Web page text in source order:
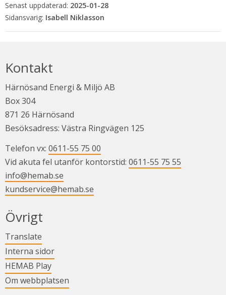
Senast uppdaterad: 2025-01-28
Isabell Niklasson
Kontakt
Härnösand Energi & Miljö AB
Box 304
871 26 Härnösand
Besöksadress: Västra Ringvägen 125
Telefon vx: 0611-55 75 00
Vid akuta fel utanför kontorstid: 0611-55 75 55
info@hemab.se
kundservice@hemab.se
Övrigt
Translate
Interna sidorLänk till annan webbplats.
HEMAB PlayLänk till annan webbplats.
Om webbplatsen